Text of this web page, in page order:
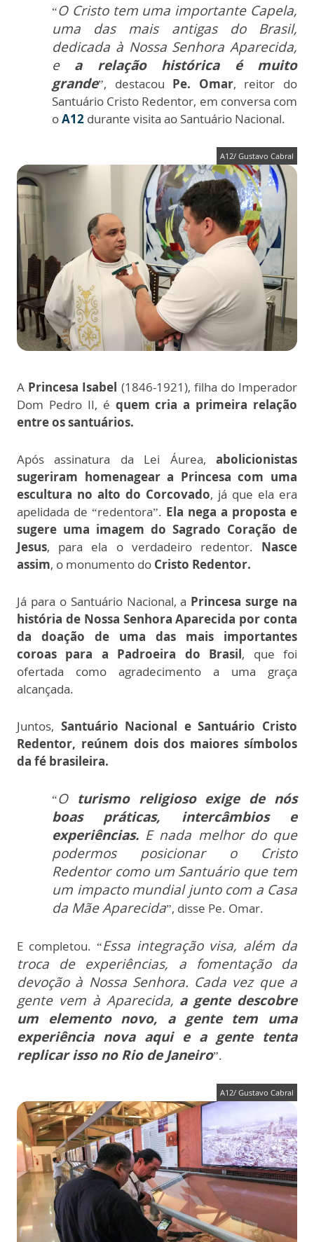
“O Cristo tem uma importante Capela,
uma das mais antigas do Brasil,
dedicada à Nossa Senhora Aparecida,
e a relação histórica é muito
grande”, destacou Pe. Omar, reitor do
Santuário Cristo Redentor, em conversa com
oA12 durante visita ao Santuário Nacional.
A12/ Gustavo Cabral
A Princesa Isabel (1846-1921), filha do Imperador
Dom Pedro II, é quem cria a primeira relação
entre os santuários.
Após assinatura da Lei Áurea, abolicionistas
sugeriram homenagear a Princesa com uma
escultura no alto do Corcovado, já que ela era
apelidada de “redentora”. Ela nega a proposta e
sugere uma imagem do Sagrado Coração de
Jesus, para ela o verdadeiro redentor. Nasce
assim, o monumento do Cristo Redentor.
Já para o Santuário Nacional, a Princesa surge na
história de Nossa Senhora Aparecida por conta
da doação de uma das mais importantes
coroas para a Padroeira do Brasil, que foi
ofertada como agradecimento a uma graça
alcançada.
Juntos, Santuário Nacional e Santuário Cristo
Redentor, reúnem dois dos maiores símbolos
da fé brasileira.
“O turismo religioso exige de nós
boas práticas, intercâmbios e
experiências. E nada melhor do que
podermos posicionar o Cristo
Redentor como um Santuário que tem
um impacto mundial junto com a Casa
da Mãe Aparecida”, disse Pe. Omar.
E completou. “Essa integração visa, além da
troca de experiências, a fomentação da
devoção à Nossa Senhora. Cada vez que a
gente vem à Aparecida, a gente descobre
um elemento novo, a gente tem uma
experiência nova aqui e a gente tenta
replicar isso no Rio de Janeiro”.
A12/ Gustavo Cabral